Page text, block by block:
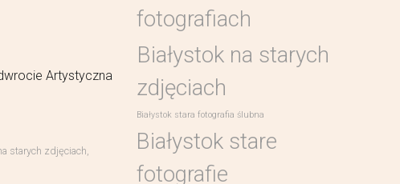
Artystyczna
starych zdjęciach,
fotografiach
Białystok na starych
zdjęciach
Białystok stara fotografia ślubna
Białystok stare
fotografie